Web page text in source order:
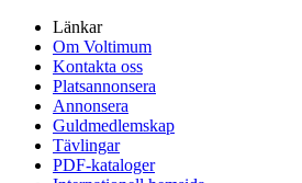
Länkar
Om Voltimum
Kontakta oss
Platsannonsera
Annonsera
Guldmedlemskap
Tävlingar
PDF-kataloger